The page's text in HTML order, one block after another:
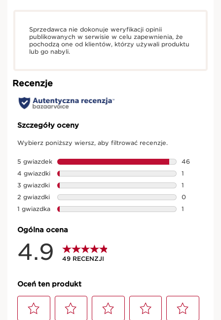
Sprzedawca nie dokonuje weryfikacji opinii
publikowanych w serwisie w celu zapewnienia, że
pochodzą one od klientów, którzy używali produktu
lub go nabyli.